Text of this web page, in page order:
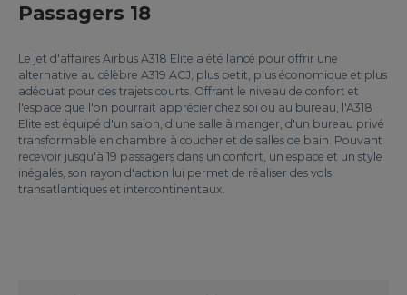
Passagers 18
Le jet d'affaires Airbus A318 Elite a été lancé pour offrir une
alternative au célèbre A319 ACJ, plus petit, plus économique et plus
adéquat pour des trajets courts. Offrant le niveau de confort et
l'espace que l'on pourrait apprécier chez soi ou au bureau, l'A318
Elite est équipé d'un salon, d'une salle à manger, d'un bureau privé
transformable en chambre à coucher et de salles de bain. Pouvant
recevoir jusqu'à 19 passagers dans un confort, un espace et un style
inégalés, son rayon d'action lui permet de réaliser des vols
transatlantiques et intercontinentaux.